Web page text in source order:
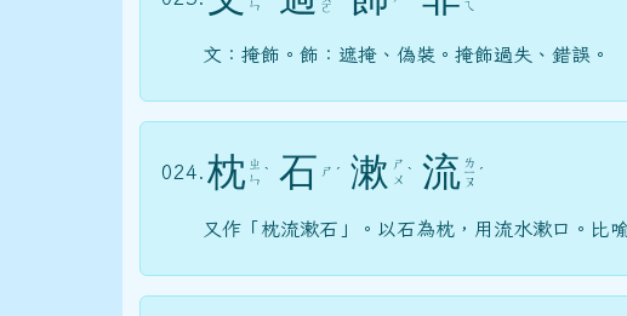
ㄣ
ㄛ
ㄟ
文：掩飾。飾：遮掩、偽裝。掩飾過失、錯誤。
024. 枕 ㄓ
ㄣ ˋ 石 ㄕ ˊ 漱 ㄕ
ㄨ ˋ 流 ㄌ
ㄧ
ㄡ
ˊ
又作「枕流漱石」。以石為枕，用流水漱口。比